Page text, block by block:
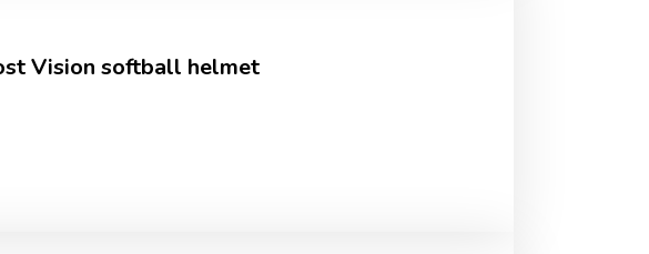
Vision softball helmet